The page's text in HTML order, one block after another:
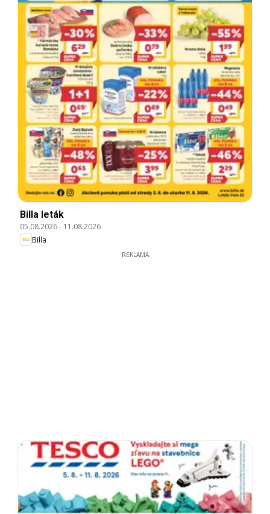
Billa leták
05.08.2026- 11.08.2026
Billa
REKLAMA